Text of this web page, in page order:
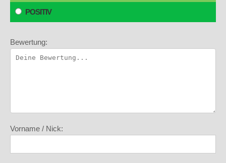
POSITIV
Bewertung:
Vorname / Nick: